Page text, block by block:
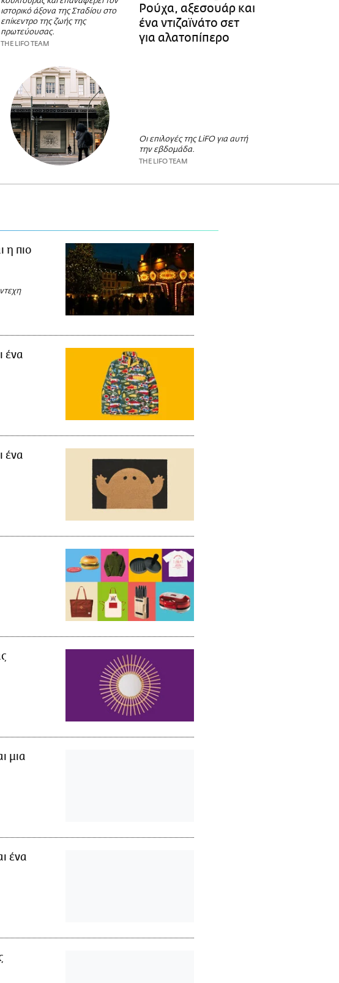
ιστορικό άξονα της Σταδίου στο
επίκεντρο της ζωής της
πρωτεύουσας.
THE LIFO TEAM
Ρούχα, αξεσουάρ και
ένα ντιζαϊνάτο σετ
για αλατοπίπερο
Οι επιλογές της LiFO για αυτή
την εβδομάδα.
THE LIFO TEAM
η πιο
ένα
ένα
μια
ένα